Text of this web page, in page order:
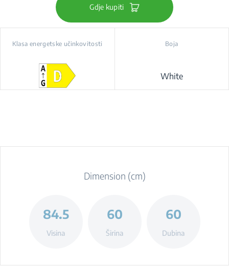
Gdje kupiti
Klasa energetske učinkovitosti Boja
White
Dimension (cm)
84.5
Visina
60
Širina
60
Dubina